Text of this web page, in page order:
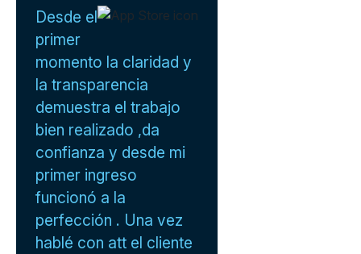
Desde el
primer
momento la claridad y
la transparencia
demuestra el trabajo
bien realizado ,da
confianza y desde mi
primer ingreso
funcionó a la
perfección . Una vez
hablé con att el cliente